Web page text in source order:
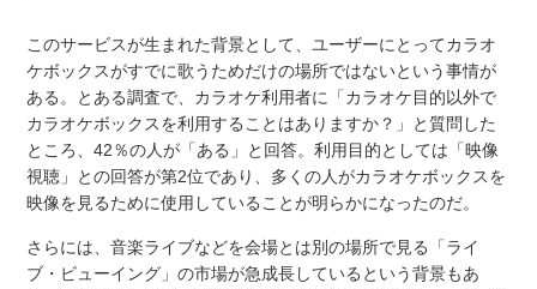
このサービスが生まれた背景として、ユーザーにとってカラオ
ケボックスがすでに歌うためだけの場所ではないという事情が
ある。とある調査で、カラオケ利用者に「カラオケ目的以外で
カラオケボックスを利用することはありますか？」と質問した
ところ、42％の人が「ある」と回答。利用目的としては「映像
視聴」との回答が第2位であり、多くの人がカラオケボックスを
映像を見るために使用していることが明らかになったのだ。
さらには、音楽ライブなどを会場とは別の場所で見る「ライ
ブ・ビューイング」の市場が急成長しているという背景もあ